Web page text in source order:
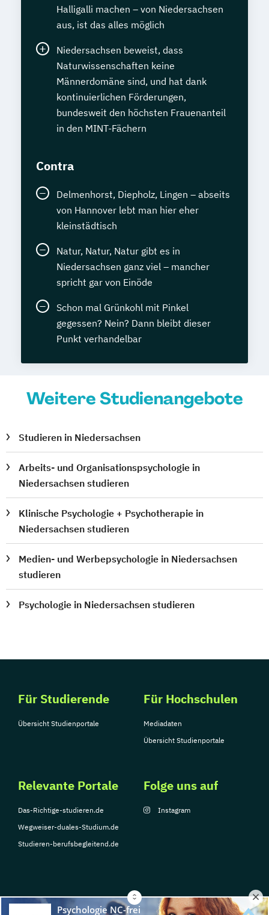
Halligalli machen – von Niedersachsen
aus, ist das alles möglich
Niedersachsen beweist, dass
Naturwissenschaften keine
Männerdomäne sind, und hat dank
kontinuierlichen Förderungen,
bundesweit den höchsten Frauenanteil
in den MINT-Fächern
Contra
Delmenhorst, Diepholz, Lingen – abseits
von Hannover lebt man hier eher
kleinstädtisch
Natur, Natur, Natur gibt es in
Niedersachsen ganz viel – mancher
spricht gar von Einöde
Schon mal Grünkohl mit Pinkel
gegessen? Nein? Dann bleibt dieser
Punkt verhandelbar
Weitere Studienangebote
Studieren in Niedersachsen
Arbeits- und Organisationspsychologie in
Niedersachsen studieren
Klinische Psychologie + Psychotherapie in
Niedersachsen studieren
Medien- und Werbepsychologie in Niedersachsen
studieren
Psychologie in Niedersachsen studieren
Für Studierende
Übersicht Studienportale
Für Hochschulen
Mediadaten
Übersicht Studienportale
Relevante Portale
Das-Richtige-studieren.de
Wegweiser-duales-Studium.de
Studieren-berufsbegleitend.de
Folge uns auf
Instagram